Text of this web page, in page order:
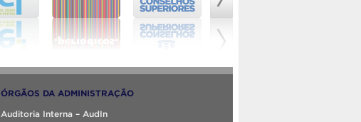
ÓRGÃOS DA ADMINISTRAÇÃO
Auditoria Interna – AudIn